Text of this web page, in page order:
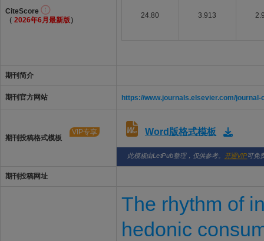
CiteScore
（ 2026年6月最新版 ）
24.80 3.913
期刊简介
期刊官方网站 https://www.journals.elsevier.com/
期刊投稿格式模板
VIP专享 Word版格式模板
此模板由LetPub整理，仅供参考。 开通VIP可免
期刊投稿网址
The rhythm of
hedonic